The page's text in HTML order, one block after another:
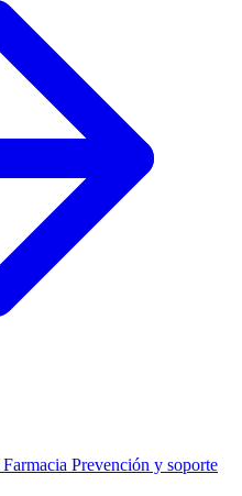
Farmacia Prevención y soporte